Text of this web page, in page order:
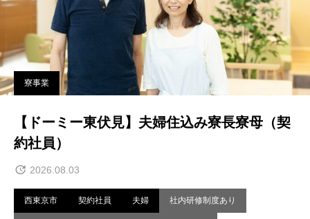
寮事業
【ドーミー東伏見】夫婦住込み寮長寮母（契
約社員）
2026.08.03
西東京市 契約社員 夫婦 社内研修制度あり